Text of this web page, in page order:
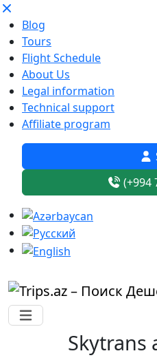
Blog
Tours
Flight Schedule
About Us
Legal information
Technical support
Affiliate program
(+994
Skytrans